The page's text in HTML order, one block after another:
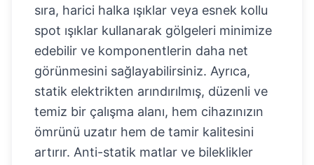
sıra, harici halka ışıklar veya esnek kollu
spot ışıklar kullanarak gölgeleri minimize
edebilir ve komponentlerin daha net
görünmesini sağlayabilirsiniz. Ayrıca,
statik elektrikten arındırılmış, düzenli ve
temiz bir çalışma alanı, hem cihazınızın
ömrünü uzatır hem de tamir kalitesini
artırır. Anti-statik matlar ve bileklikler